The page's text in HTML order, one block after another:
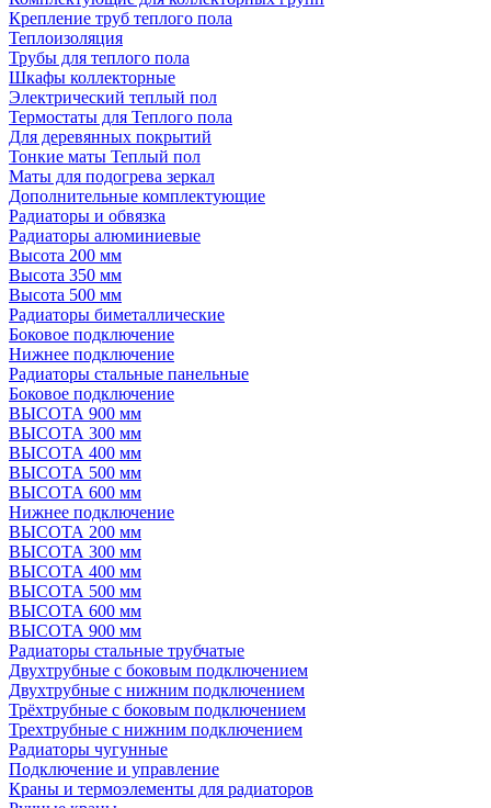
Крепление труб теплого пола
Теплоизоляция
Трубы для теплого пола
Шкафы коллекторные
Электрический теплый пол
Термостаты для Теплого пола
Для деревянных покрытий
Тонкие маты Теплый пол
Маты для подогрева зеркал
Дополнительные комплектующие
Радиаторы и обвязка
Радиаторы алюминиевые
Высота 200 мм
Высота 350 мм
Высота 500 мм
Радиаторы биметаллические
Боковое подключение
Нижнее подключение
Радиаторы стальные панельные
Боковое подключение
ВЫСОТА 900 мм
ВЫСОТА 300 мм
ВЫСОТА 400 мм
ВЫСОТА 500 мм
ВЫСОТА 600 мм
Нижнее подключение
ВЫСОТА 200 мм
ВЫСОТА 300 мм
ВЫСОТА 400 мм
ВЫСОТА 500 мм
ВЫСОТА 600 мм
ВЫСОТА 900 мм
Радиаторы стальные трубчатые
Двухтрубные с боковым подключением
Двухтрубные с нижним подключением
Трёхтрубные с боковым подключением
Трехтрубные с нижним подключением
Радиаторы чугунные
Подключение и управление
Краны и термоэлементы для радиаторов